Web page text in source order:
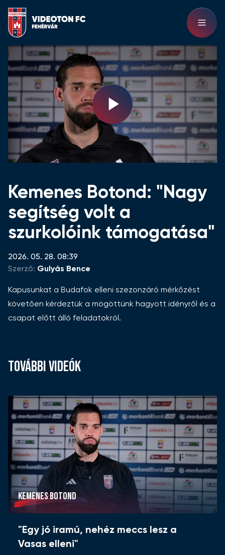
Play
Video
Kemenes Botond: "Nagy
segítség volt a
szurkolóink támogatása"
2026. 05. 28. 08:39
Szerző: Gulyás Bence
Kapusunkat a Budafok elleni szezonzáró mérkőzést
követően kérdeztük a mögöttünk hagyott idényről és a
csapat előtt álló feladatokról.
TOVÁBBI VIDEÓK
KEMENES BOTOND
"Egy jó iramú, nehéz meccs lesz a
Vasas elleni"